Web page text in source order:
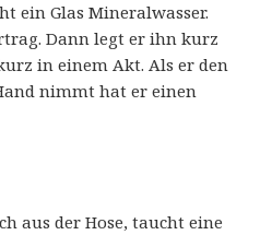
ein Glas Mineralwasser.
Dann legt er ihn kurz
in einem Akt. Als er den
nimmt hat er einen
aus der Hose, taucht eine